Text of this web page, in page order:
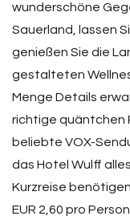
wunderschöne
Sauerland, lassen
genießen Sie die
gestalteten
Menge Details
richtige quäntchen
beliebte VOX-
das Hotel Wulff
Kurzreise
EUR 2,60 pro